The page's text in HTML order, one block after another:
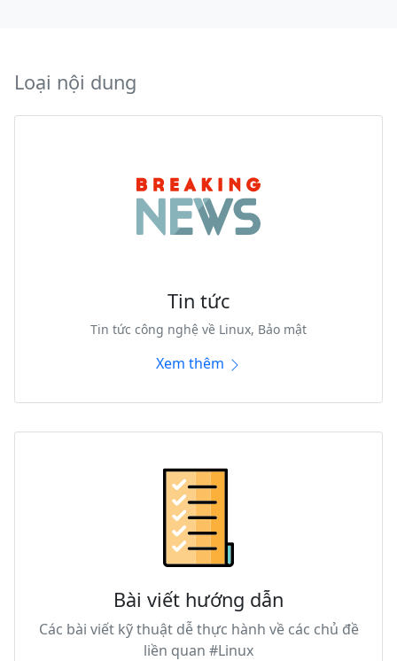
Loại nội dung
Tin tức
Tin tức công nghệ về Linux, Bảo mật
Xem thêm
Bài viết hướng dẫn
Các bài viết kỹ thuật dễ thực hành về các chủ đề
liền quan #Linux